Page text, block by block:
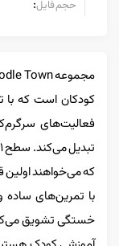
حجم فایل:
کودکان است که
فعالیت‌های
که می‌خواهند اولین
با تمرین‌های ساده
خستگی تشویق